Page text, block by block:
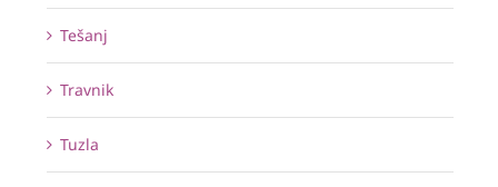
Tešanj
Travnik
Tuzla